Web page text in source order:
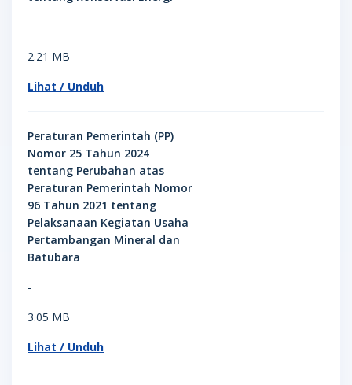
-
2.21 MB
Lihat / Unduh
Peraturan Pemerintah (PP)
Nomor 25 Tahun 2024
tentang Perubahan atas
Peraturan Pemerintah Nomor
96 Tahun 2021 tentang
Pelaksanaan Kegiatan Usaha
Pertambangan Mineral dan
Batubara
-
3.05 MB
Lihat / Unduh